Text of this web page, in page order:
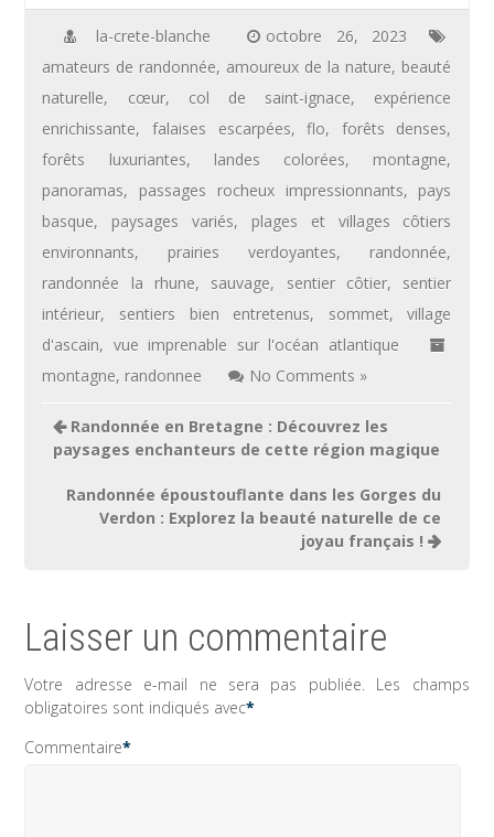
la-crete-blanche
octobre 26, 2023
amateurs de randonnée, amoureux de la nature, beauté
naturelle, cœur, col de saint-ignace, expérience
enrichissante,falaises escarpées,flo, forêts denses,
forêts luxuriantes, landes colorées, montagne,
panoramas, passages rocheux impressionnants, pays
basque, paysages variés, plages et villages côtiers
environnants, prairies verdoyantes, randonnée,
randonnée la rhune, sauvage, sentier côtier, sentier
intérieur, sentiers bien entretenus, sommet,village
d'ascain, vue imprenable sur l'océan atlantique
montagne, randonnee No Comments »
Navigation
de
Randonnée en Bretagne : Découvrez les
paysages enchanteurs de cette région magique
Randonnée époustouflante dans les Gorges du
Verdon : Explorez la beauté naturelle de ce
joyau français !
Laisser un commentaire
Votre adresse e-mail ne sera pas publiée. Les champs
obligatoires sont indiqués avec*
Commentaire*